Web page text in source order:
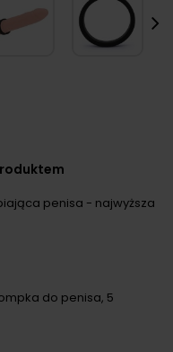
penisa - najwyższa
do penisa, 5